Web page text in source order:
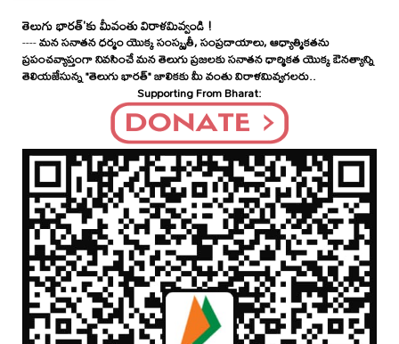
తెలుగు భారత్'కు మీవంతు విరాళమివ్వండి !
----మన సనాతన ధర్మం యొక్క సంస్కృతీ, సంప్రదాయాలు, ఆధ్యాత్మికతను
ప్రపంచవ్యాప్తంగా నివసించే మన తెలుగు ప్రజలకు సనాతన ధార్మికత యొక్క ఔనత్యాన్ని
తెలియజేసున్న "తెలుగు భారత్" జాలికకు మీ వంతు విరాళమివ్వగలరు..
Supporting From Bharat: